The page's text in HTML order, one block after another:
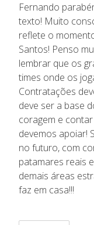
Fernando
texto! Muito
reflete o
Santos! Penso
lembrar que os
times onde os
Contratações
deve ser a base
coragem e
devemos apoiar!
no futuro, com
patamares reais
demais áreas
faz em casa!!!